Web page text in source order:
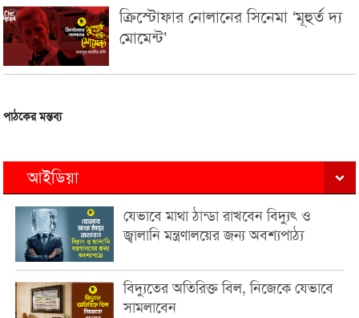
ক্রিস্টোফার নোলানের সিনেমা ‘মূহুর্ত দ্য
মোমেন্ট’
পাঠকের মন্তব্য
আইডিয়া
যেভাবে মাথা ঠান্ডা রাখবেন বিদ্যুৎ ও
জ্বালানি মন্ত্রণালয়ের জন্য অবশ্যপাঠ্য
বিদ্যুতের অতিরিক্ত বিল, নিজেকে যেভাবে
সামলাবেন